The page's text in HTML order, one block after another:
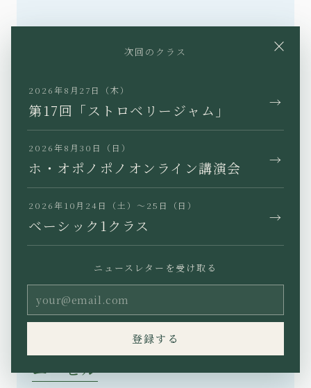
２０２３年３月２８日配信：
Vol. 8：デボラ・ハレイワ・マン
ギス
２０２３年４月１１日配信：
２０２３年４月１８日配信：
Vol. 10：パトリシア・レオラ
ニ・ヒル
×
次回のクラス
2026年8月27日（木）
第17回「ストロベリージャム」 →
2026年8月30日（日）
ホ・オポノポノオンライン講演会 →
2026年10月24日（土）〜25日（日）
ベーシック1クラス →
ニュースレターを受け取る
登録する